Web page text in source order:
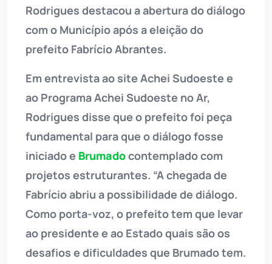
Rodrigues destacou a abertura do diálogo
com o Município após a eleição do
prefeito Fabrício Abrantes.
Em entrevista ao site Achei Sudoeste e
ao Programa Achei Sudoeste no Ar,
Rodrigues disse que o prefeito foi peça
fundamental para que o diálogo fosse
iniciado e Brumadocontemplado com
projetos estruturantes. “A chegada de
Fabrício abriu a possibilidade de diálogo.
Como porta-voz, o prefeito tem que levar
ao presidente e ao Estado quais são os
desafios e dificuldades que Brumado tem.